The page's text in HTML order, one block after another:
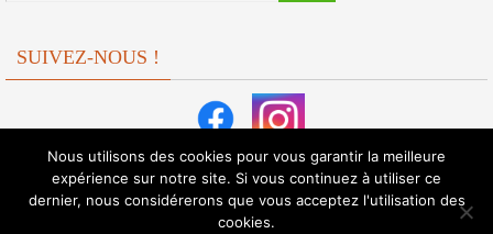
SUIVEZ-NOUS !
Nous utilisons des cookies pour vous garantir la meilleure
expérience sur notre site. Si vous continuez à utiliser ce
dernier, nous considérerons que vous acceptez l'utilisation des
cookies.